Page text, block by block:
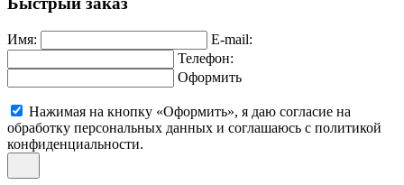
Имя:
E-mail:
Телефон:
Оформить
Нажимая на кнопку «Оформить», я даю согласие на
обработку персональных данных и соглашаюсь c политикой
конфиденциальности.